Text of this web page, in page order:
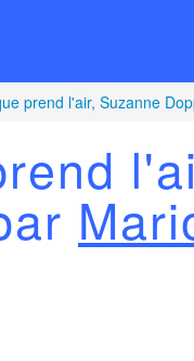
prend l'air, Suzanne